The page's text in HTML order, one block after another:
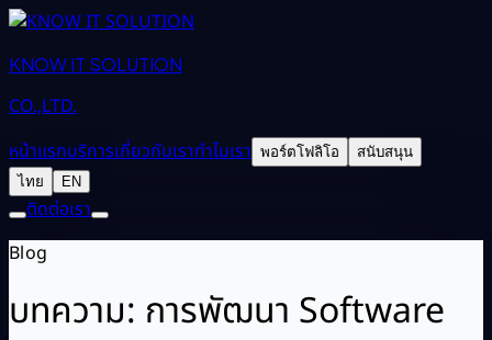
KNOW IT SOLUTION
CO.,LTD.
หน้าแรกบริการเกี่ยวกับเราทำไมเรา พอร์ตโฟลิโอ
สนับสนุน
ไทย
EN
ติดต่อเรา
Blog
บทความ: การพัฒนา Software